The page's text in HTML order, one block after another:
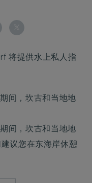
将提供水上私人指
间，坎古和当地地
间，坎古和当地地
议您在东海岸休憩